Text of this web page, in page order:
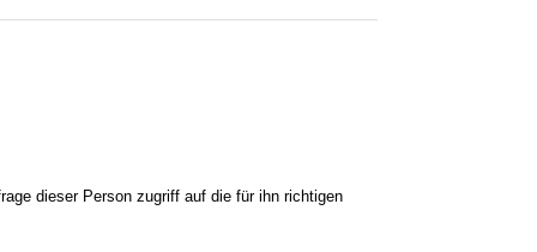
dieser Person zugriff auf die für ihn richtigen